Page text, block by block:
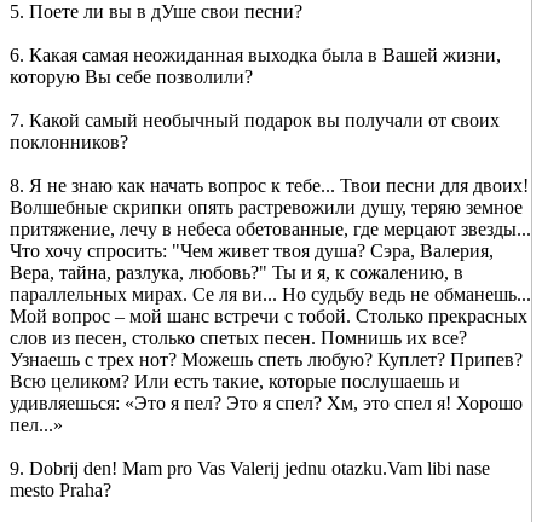
5. Поете ли вы в дУше свои песни?
6. Какая самая неожиданная выходка была в Вашей жизни,
которую Вы себе позволили?
7. Какой самый необычный подарок вы получали от своих
поклонников?
8. Я не знаю как начать вопрос к тебе... Твои песни для двоих!
Волшебные скрипки опять растревожили душу, теряю земное
притяжение, лечу в небеса обетованные, где мерцают звезды...
Что хочу спросить: "Чем живет твоя душа? Сэра, Валерия,
Вера, тайна, разлука, любовь?" Ты и я, к сожалению, в
параллельных мирах. Се ля ви... Но судьбу ведь не обманешь...
Мой вопрос – мой шанс встречи с тобой. Столько прекрасных
слов из песен, столько спетых песен. Помнишь их все?
Узнаешь с трех нот? Можешь спеть любую? Куплет? Припев?
Всю целиком? Или есть такие, которые послушаешь и
удивляешься: «Это я пел? Это я спел? Хм, это спел я! Хорошо
пел...»
9. Dobrij den! Mam pro Vas Valerij jednu otazku.Vam libi nase
mesto Praha?